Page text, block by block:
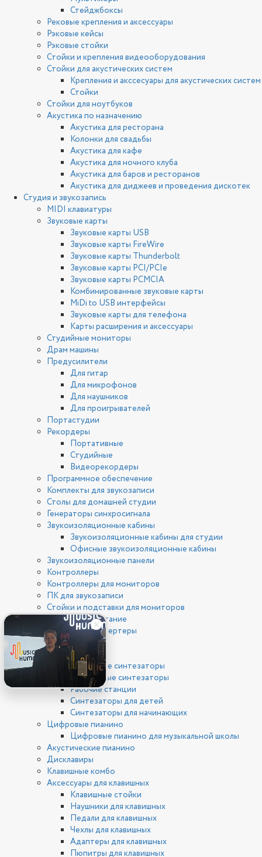
Стейджбоксы
Рековые крепления и аксессуары
Рэковые кейсы
Рэковые стойки
Стойки и крепления видеооборудования
Стойки для акустических систем
Крепления и акссесуары для акустических систем
Стойки
Стойки для ноутбуков
Акустика по назначению
Акустика для ресторана
Колонки для свадьбы
Акустика для кафе
Акустика для ночного клуба
Акустика для баров и ресторанов
Акустика для диджеев и проведения дискотек
Студия и звукозапись
MIDI клавиатуры
Звуковые карты
Звуковые карты USB
Звуковые карты FireWire
Звуковые карты Thunderbolt
Звуковые карты PCI/PCIe
Звуковые карты PCMCIA
Комбинированные звуковые карты
MiDi to USB интерфейсы
Звуковые карты для телефона
Карты расширения и аксессуары
Студийные мониторы
Драм машины
Предусилители
Для гитар
Для микрофонов
Для наушников
Для проигрывателей
Портастудии
Рекордеры
Портативные
Студийные
Видеорекордеры
Программное обеспечение
Комплекты для звукозаписи
Столы для домашней студии
Генераторы синхросигнала
Звукоизоляционные кабины
Звукоизоляционные кабины для студии
Офисные звукоизоляционные кабины
Звукоизоляционные панели
Контроллеры
Контроллеры для мониторов
ПК для звукозаписи
Стойки и подставки для мониторов
Фантомное питание
ЦАП/АЦП конвертеры
Клавишные
Синтезаторы
Цифровые синтезаторы
Аналоговые синтезаторы
Рабочие станции
Синтезаторы для детей
Синтезаторы для начинающих
Цифровые пианино
Цифровые пианино для музыкальной школы
Акустические пианино
Дисклавиры
Клавишные комбо
Аксессуары для клавишных
Клавишные стойки
Наушники для клавишных
Педали для клавишных
Чехлы для клавишных
Адаптеры для клавишных
Пюпитры для клавишных